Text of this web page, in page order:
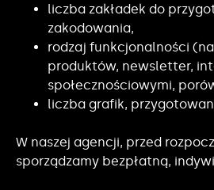
liczba zakładek do
zakodowania,
rodzaj funkcjonalności
produktów, newsletter,
społecznościowymi,
liczba grafik,
W naszej agencji, przed
sporządzamy bezpłatną,